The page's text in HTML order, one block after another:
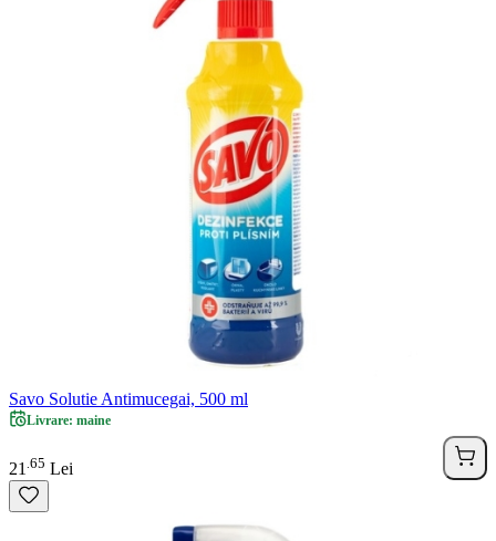
Savo Solutie Antimucegai, 500 ml
Livrare: maine
21 65 Lei